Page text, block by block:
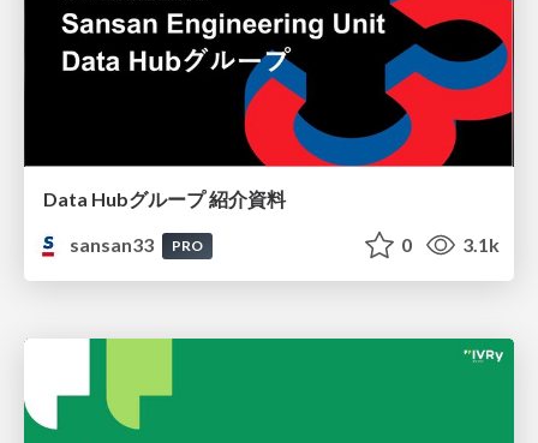
Data Hubグループ 紹介資料
sansan33
PRO 0 3.1k